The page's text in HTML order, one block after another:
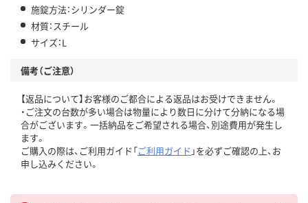
施錠方法：シリンダー錠
材質：スチール
サイズ：L
備考（ご注意）
【返品について】お客様のご都合による返品はお受けできません。
・ご注文の台数が多い場合は物量により数日に分けて分納になる場
合がございます。一括納品をご希望される場合、別途費用が発生し
ます。
ご購入の際は、ご利用ガイド「ご利用ガイド 」を必ずご確認の上、お
申し込みください。